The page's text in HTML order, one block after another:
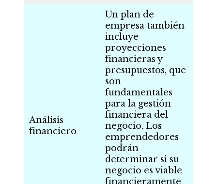
Análisis
financiero
Un plan de
empresa también
incluye
proyecciones
financieras y
presupuestos, que
son
fundamentales
para la gestión
financiera del
negocio. Los
emprendedores
podrán
determinar si su
negocio es viable
financieramente